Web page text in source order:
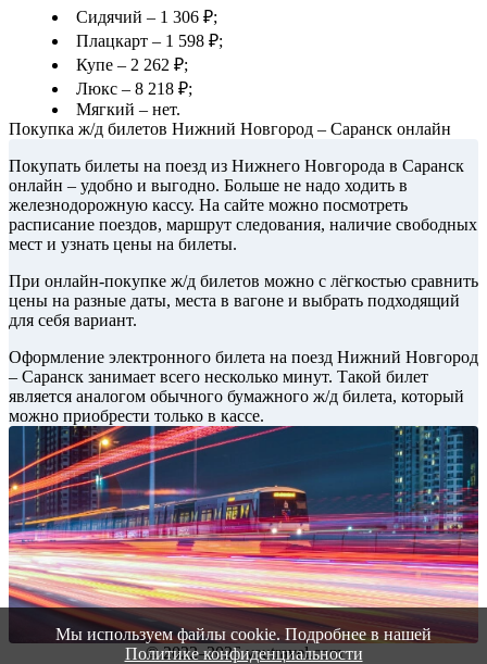
Сидячий – 1 306 ₽;
Плацкарт – 1 598 ₽;
Купе – 2 262 ₽;
Люкс – 8 218 ₽;
Мягкий – нет.
Покупка ж/д билетов Нижний Новгород – Саранск онлайн
Покупать билеты на поезд из Нижнего Новгорода в Саранск
онлайн – удобно и выгодно. Больше не надо ходить в
железнодорожную кассу. На сайте можно посмотреть
расписание поездов, маршрут следования, наличие свободных
мест и узнать цены на билеты.
При онлайн-покупке ж/д билетов можно с лёгкостью сравнить
цены на разные даты, места в вагоне и выбрать подходящий
для себя вариант.
Оформление электронного билета на поезд Нижний Новгород
– Саранск занимает всего несколько минут. Такой билет
является аналогом обычного бумажного ж/д билета, который
можно приобрести только в кассе.
© 2022–2026 vautravel.com
Мы используем файлы cookie. Подробнее в нашей
Политике конфиденциальности